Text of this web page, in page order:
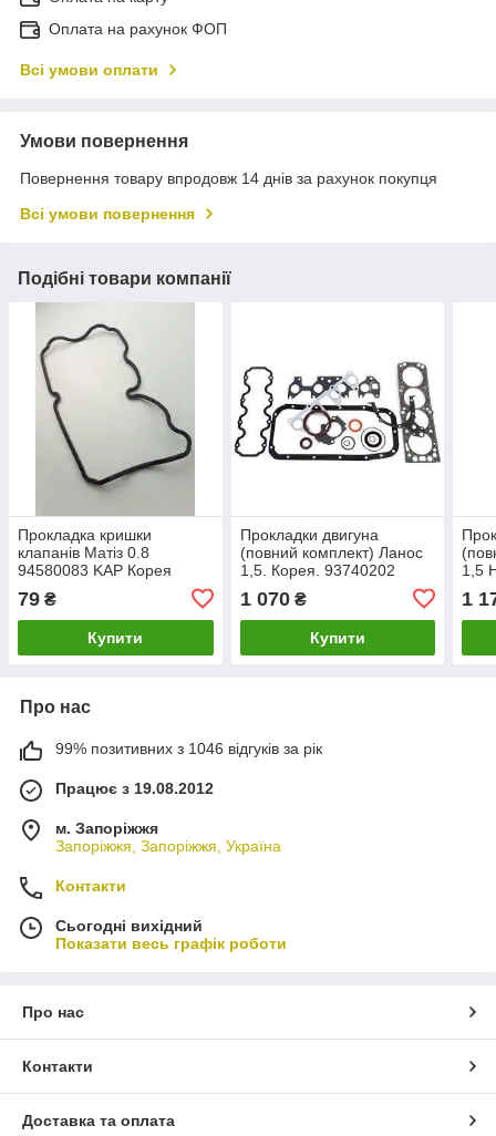
Оплата на рахунок ФОП
Всі умови оплати
Умови повернення
Повернення товару впродовж 14 днів за рахунок покупця
Всі умови повернення
Подібні товари компанії
Прокладка кришки
клапанів Матіз 0.8
94580083 KAP Корея
79 ₴
Купити
Прокладки двигуна
(повний комплект) Ланос
1,5. Корея. 93740202
1 070₴
Купити
1,5
1
Про нас
99% позитивних з 1046 відгуків за рік
Працює з 19.08.2012
м. Запоріжжя
Запоріжжя, Запоріжжя, Україна
Контакти
Сьогодні вихідний
Показати весь графік роботи
Про нас
Контакти
Доставка та оплата